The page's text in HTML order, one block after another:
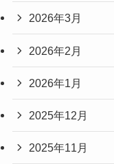
2026年3月
2026年2月
2026年1月
2025年12月
2025年11月